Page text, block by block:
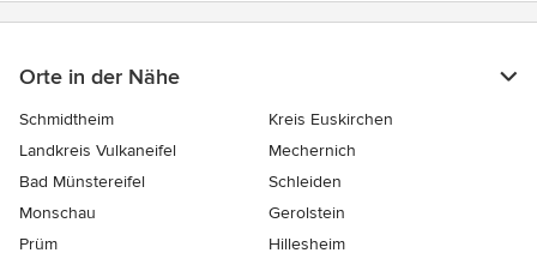
Orte in der Nähe
Schmidtheim
Kreis Euskirchen
Landkreis Vulkaneifel
Mechernich
Bad Münstereifel
Schleiden
Monschau
Gerolstein
Prüm
Hillesheim